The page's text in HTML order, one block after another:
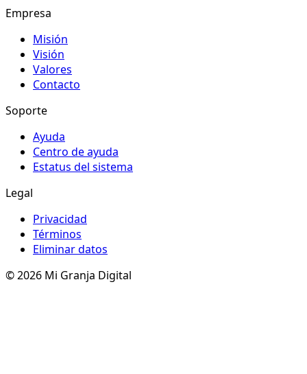
Empresa
Misión
Visión
Valores
Contacto
Soporte
Ayuda
Centro de ayuda
Estatus del sistema
Legal
Privacidad
Términos
Eliminar datos
© 2026 Mi Granja Digital